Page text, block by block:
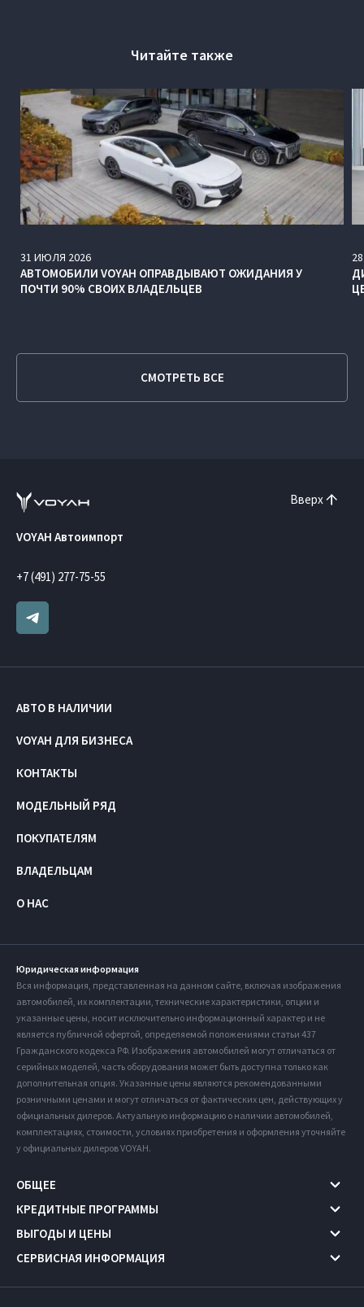
Читайте также
31 ИЮЛЯ 2026
АВТОМОБИЛИ VOYAH ОПРАВДЫВАЮТ ОЖИДАНИЯ У
ПОЧТИ 90% СВОИХ ВЛАДЕЛЬЦЕВ
28
СМОТРЕТЬ ВСЕ
Вверх
VOYAH Автоимпорт
+7 (491) 277-75-55
АВТО В НАЛИЧИИ
VOYAH ДЛЯ БИЗНЕСА
КОНТАКТЫ
МОДЕЛЬНЫЙ РЯД
ПОКУПАТЕЛЯМ
ВЛАДЕЛЬЦАМ
О НАС
Юридическая информация
Вся информация, представленная на данном сайте, включая изображения
автомобилей, их комплектации, технические характеристики, опции и
указанные цены, носит исключительно информационный характер и не
является публичной офертой, определяемой положениями статьи 437
Гражданского кодекса РФ. Изображения автомобилей могут отличаться от
серийных моделей, часть оборудования может быть доступна только как
дополнительная опция. Указанные цены являются рекомендованными
розничными ценами и могут отличаться от фактических цен, действующих у
официальных дилеров. Актуальную информацию о наличии автомобилей,
комплектациях, стоимости, условиях приобретения и оформления уточняйте
у официальных дилеров VOYAH.
ОБЩЕЕ
КРЕДИТНЫЕ ПРОГРАММЫ
ВЫГОДЫ И ЦЕНЫ
СЕРВИСНАЯ ИНФОРМАЦИЯ